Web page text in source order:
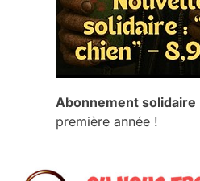
Abonnement solidaire
première année !